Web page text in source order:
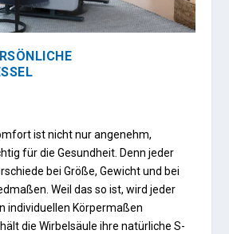
ist nicht nur angenehm,
für die Gesundheit. Denn jeder
bei Größe, Gewicht und bei
Weil das so ist, wird jeder
indi­viduellen Körpermaßen
die Wirbel­säule ihre natürli­che S-